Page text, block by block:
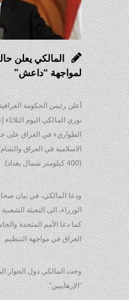
المالكي يعلن
لمواجهة “داعش”
أعلن رئيس الحكومة
نوري المالكي اليوم الثلاثاء
الطواريء في العراق على
الاسلامية في العراق
(400 كيلومتر شمال بغداد).
ودعا المالكي، في بيان
الوزراء، الى التعبئة
كما دعا الأمم المتحدة
العراق في مواجهة التنظيم.
وحث المالكي دول الجوار
“الإرهابيين”.